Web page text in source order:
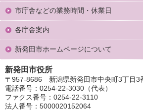
市庁舎などの業務時間・休業日
各庁舎案内
新発田市ホームページについて
新発田市役所
〒957-8686 新潟県新発田市中央町3丁目3
電話番号：0254-22-3030（代表）
ファクス番号：0254-22-3110
法人番号：5000020152064